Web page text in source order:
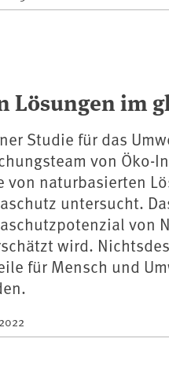
Lösungen im
Studie für das
von
von naturbasierten
untersucht.
von
wird.
für Mensch und